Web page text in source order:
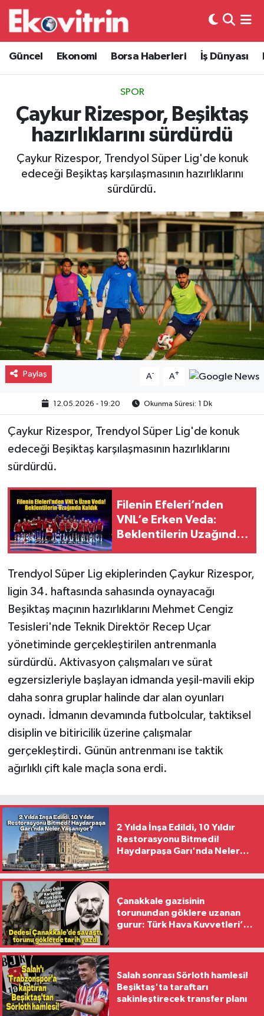
Güncel Ekonomi Borsa Haberleri İş Dünyası
SPOR
Çaykur Rizespor, Beşiktaş
hazırlıklarını sürdürdü
Çaykur Rizespor, Trendyol Süper Lig'de konuk
edeceği Beşiktaş karşılaşmasının hazırlıklarını
sürdürdü.
Paylaş A- A+
12.05.2026 - 19:20 Okunma Süresi: 1 Dk
Çaykur Rizespor, Trendyol Süper Lig'de konuk
edeceği Beşiktaş karşılaşmasının hazırlıklarını
sürdürdü.
Filenin Efeleri’nden
VNL’e Erken Veda:
Beklentilerin Uzağında
Trendyol Süper Lig ekiplerinden Çaykur Rizespor,
ligin 34. haftasında sahasında oynayacağı
Beşiktaş maçının hazırlıklarını Mehmet Cengiz
Tesisleri'nde Teknik Direktör Recep Uçar
yönetiminde gerçekleştirilen antrenmanla
sürdürdü. Aktivasyon çalışmaları ve sürat
egzersizleriyle başlayan idmanda yeşil-mavili ekip
daha sonra gruplar halinde dar alan oyunları
oynadı. İdmanın devamında futbolcular, taktiksel
disiplin ve bitiricilik üzerine çalışmalar
gerçekleştirdi. Günün antrenmanı ise taktik
ağırlıklı çift kale maçla sona erdi.
2 Yılda İnşa Edildi, 10 Yıldır
Restorasyonu Bitmedi!
Haydarpaşa Garı'nda Neler
Çanakkale gazisinin
torunundan göklere uzanan
gurur: Türk Hava Kuvvetleri’nin
Salah sonrası Sörloth hamlesi!
Beşiktaş'ta taraftarı
sakinleştirecek transfer planı
Güncel
Ekonomi
Borsa Haberleri
İş Dünyası
Lojistik
Asayiş
Magazin
Gayrimenkul
Spor
Eğitim
Hava Durumu
Trafik Durumu
Süper Lig Puan Durumu ve Fikstür
Tüm Manşetler
Son Dakika Haberleri